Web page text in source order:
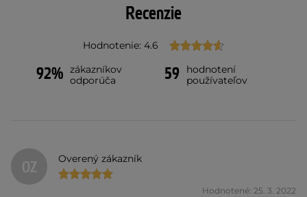
Recenzie
Hodnotenie: 4.6
92% zákazníkov
odporúča
59
hodnotení
používateľov
OZ Overený zákazník
Hodnotené: 25. 3. 2022